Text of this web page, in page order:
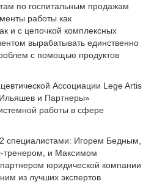
по госпитальным продажам
работы как
и с цепочкой комплексных
вырабатывать единственно
с помощью продуктов
Ассоциации Lege Artis
и Партнеры»
работы в сфере
специалистами: Игорем Бедным,
тренером, и Максимом
юридической компании
из лучших экспертов